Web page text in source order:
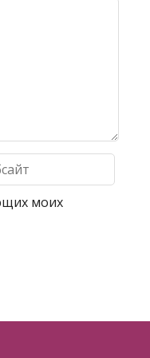
моих